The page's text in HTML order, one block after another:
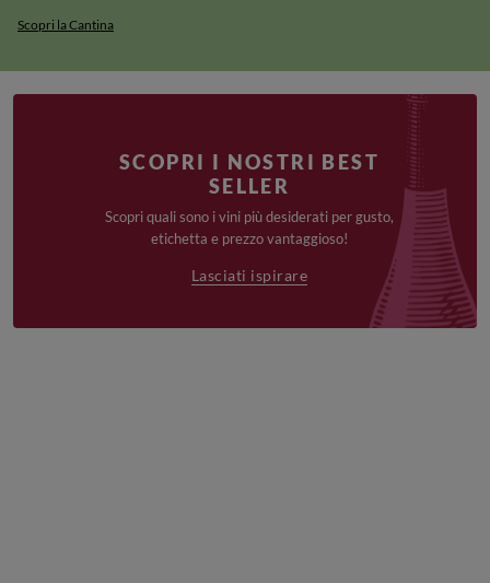
Scopri la Cantina
SCOPRI I NOSTRI BEST
SELLER
Scopri quali sono i vini più desiderati per gusto,
etichetta e prezzo vantaggioso!
Lasciati ispirare